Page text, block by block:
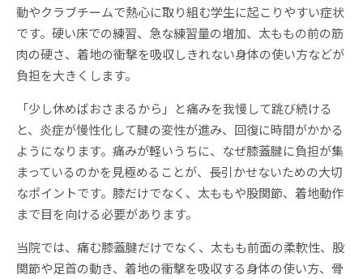
動やクラブチームで熱心に取り組む学生に起こりやすい症状
です。硬い床での練習、急な練習量の増加、太ももの前の筋
肉の硬さ、着地の衝撃を吸収しきれない身体の使い方などが
負担を大きくします。
「少し休めばおさまるから」と痛みを我慢して跳び続ける
と、炎症が慢性化して腱の変性が進み、回復に時間がかかる
ようになります。痛みが軽いうちに、なぜ膝蓋腱に負担が集
まっているのかを見極めることが、長引かせないための大切
なポイントです。膝だけでなく、太ももや股関節、着地動作
まで目を向ける必要があります。
当院では、痛む膝蓋腱だけでなく、太もも前面の柔軟性、股
関節や足首の動き、着地の衝撃を吸収する身体の使い方、骨